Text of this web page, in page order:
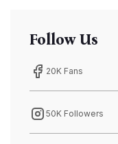
Follow Us
20K Fans
50K Followers